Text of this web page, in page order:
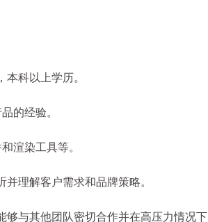
科以上学历。
的经验。
渲染工具等。
理解客户需求和品牌策略。
与其他团队密切合作并在高压力情况下